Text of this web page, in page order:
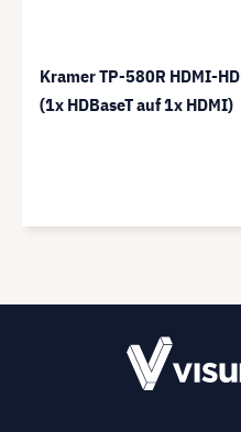
Kramer TP-580R HDMI-
(1x HDBaseT auf 1x HDMI)